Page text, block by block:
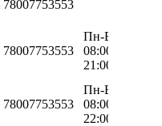
78007753553
78007753553
Пн-Вс
08:00-
21:00
78007753553
Пн-Вс
08:00-
22:00